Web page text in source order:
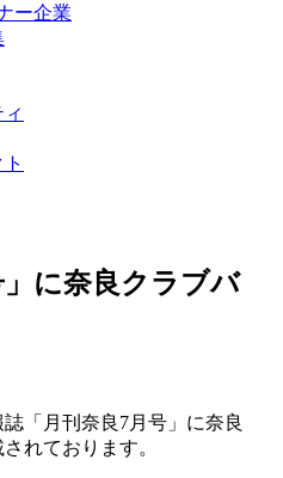
ー企業
」に奈良クラブバ
「月刊奈良7月号」に奈良
れております。